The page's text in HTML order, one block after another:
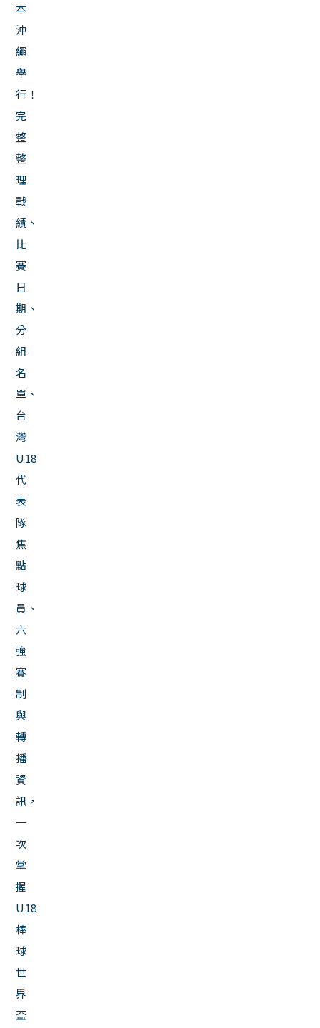
本
沖
繩
舉
行！
完
整
整
理
戰
績、
比
賽
日
期、
分
組
名
單、
台
灣
U18
代
表
隊
焦
點
球
員、
六
強
賽
制
與
轉
播
資
訊，
一
次
掌
握
U18
棒
球
世
界
盃